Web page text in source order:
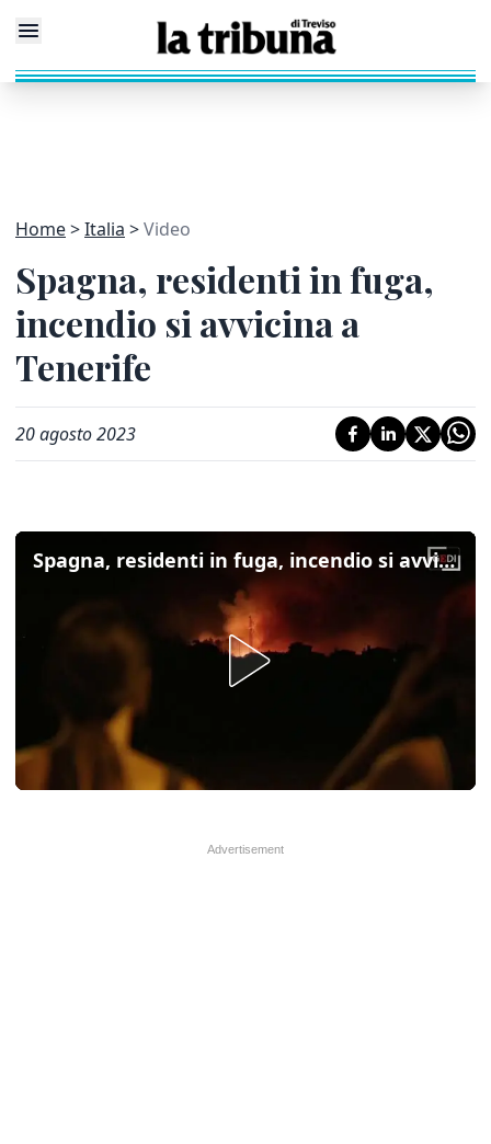
Home Italia Video
Spagna, residenti in fuga,
incendio si avvicina a
Tenerife
20 agosto 2023
Spagna, residenti in fuga, incendio si avvicina a Tenerife